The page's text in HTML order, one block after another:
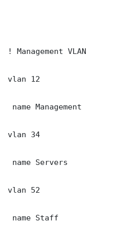
! Management VLAN
vlan 12
name Management
vlan 34
name Servers
vlan 52
name Staff